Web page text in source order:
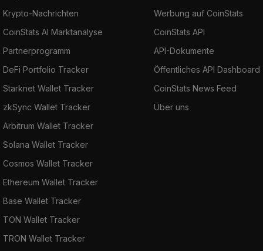
Krypto-Nachrichten
CoinStats AI Marktanalyse
Partnerprogramm
DeFi Portfolio Tracker
Starknet Wallet Tracker
zkSync Wallet Tracker
Arbitrum Wallet Tracker
Solana Wallet Tracker
Cosmos Wallet Tracker
Ethereum Wallet Tracker
Base Wallet Tracker
TON Wallet Tracker
TRON Wallet Tracker
Werbung auf CoinStats
CoinStats API
API-Dokumente
Öffentliches API Dashboard
CoinStats News Feed
Über uns